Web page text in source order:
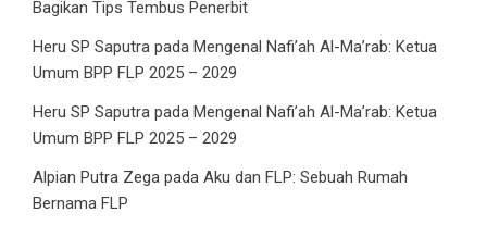
Bagikan Tips Tembus Penerbit
Heru SP Saputra pada Mengenal Nafi’ah Al-Ma’rab: Ketua
Umum BPP FLP 2025 – 2029
Heru SP Saputra pada Mengenal Nafi’ah Al-Ma’rab: Ketua
Umum BPP FLP 2025 – 2029
Alpian Putra Zega pada Aku dan FLP: Sebuah Rumah
Bernama FLP